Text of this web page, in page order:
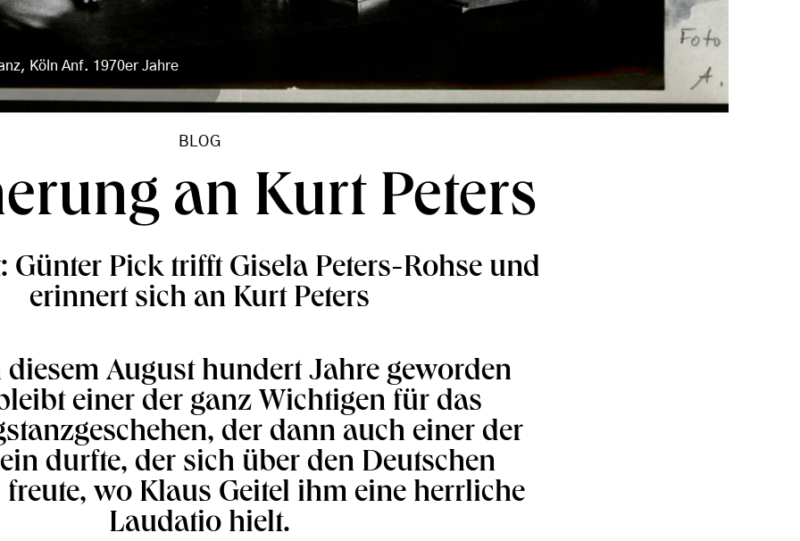
Köln Anf. 1970er Jahre
BLOG
an Kurt Peters
Günter Pick trifft Gisela Peters-Rohse und
erinnert sich an Kurt Peters
diesem August hundert Jahre geworden
einer der ganz Wichtigen für das
der dann auch einer der
durfte, der sich über den Deutschen
wo Klaus Geitel ihm eine herrliche
Laudatio hielt.